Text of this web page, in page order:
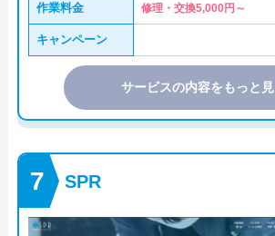
作業料金 修理・交換5,000円～
キャンペーン
サービスの内容をもっと
SPR